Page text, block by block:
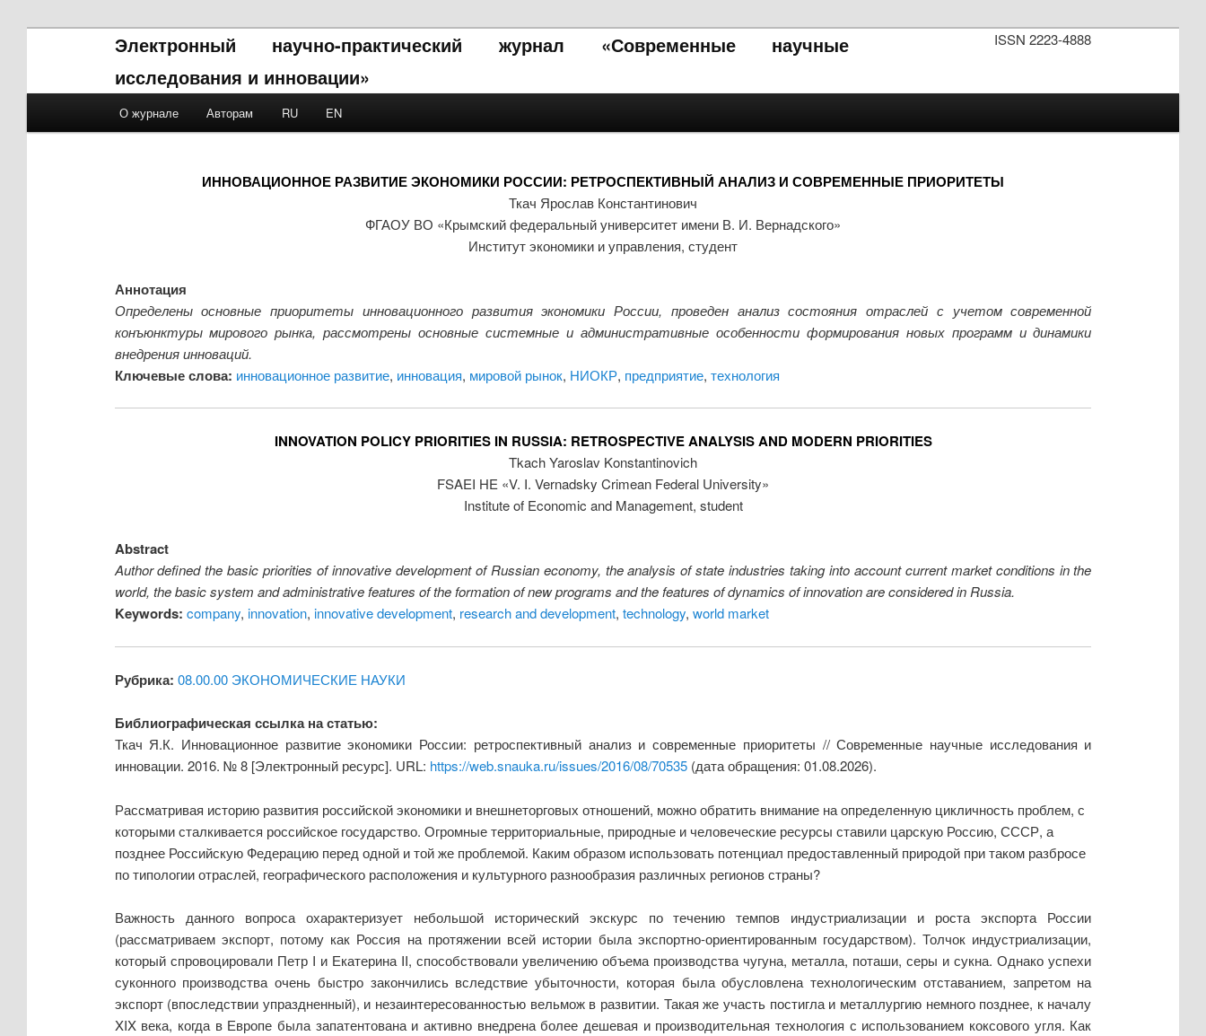
ISSN 2223-4888
Электронный научно-практический журнал «Современные научные
исследования и инновации»
Skip to primary content
Skip to secondary content
О журнале Авторам RU EN
ИННОВАЦИОННОЕ РАЗВИТИЕ ЭКОНОМИКИ РОССИИ: РЕТРОСПЕКТИВНЫЙ АНАЛИЗ И СОВРЕМЕННЫЕ ПРИОРИТЕТЫ
Ткач Ярослав Константинович
ФГАОУ ВО «Крымский федеральный университет имени В. И. Вернадского»
Институт экономики и управления, студент
Аннотация
Определены основные приоритеты инновационного развития экономики России, проведен анализ состояния отраслей с учетом современной
конъюнктуры мирового рынка, рассмотрены основные системные и административные особенности формирования новых программ и динамики
внедрения инноваций.
Ключевые слова: инновационное развитие, инновация, мировой рынок, НИОКР, предприятие, технология
INNOVATION POLICY PRIORITIES IN RUSSIA: RETROSPECTIVE ANALYSIS AND MODERN PRIORITIES
Tkach Yaroslav Konstantinovich
FSAEI HE «V. I. Vernadsky Crimean Federal University»
Institute of Economic and Management, student
Abstract
Author defined the basic priorities of innovative development of Russian economy, the analysis of state industries taking into account current market conditions in the
world, the basic system and administrative features of the formation of new programs and the features of dynamics of innovation are considered in Russia.
Keywords: company, innovation, innovative development, research and development, technology, world market
Рубрика: 08.00.00 ЭКОНОМИЧЕСКИЕ НАУКИ
Библиографическая ссылка на статью:
Ткач Я.К. Инновационное развитие экономики России: ретроспективный анализ и современные приоритеты // Современные научные исследования и
инновации. 2016. № 8 [Электронный ресурс]. URL: https://web.snauka.ru/issues/2016/08/70535(дата обращения: 01.08.2026).
Рассматривая историю развития российской экономики и внешнеторговых отношений, можно обратить внимание на определенную цикличность проблем, с
которыми сталкивается российское государство. Огромные территориальные, природные и человеческие ресурсы ставили царскую Россию, СССР, а
позднее Российскую Федерацию перед одной и той же проблемой. Каким образом использовать потенциал предоставленный природой при таком разбросе
по типологии отраслей, географического расположения и культурного разнообразия различных регионов страны?
Важность данного вопроса охарактеризует небольшой исторический экскурс по течению темпов индустриализации и роста экспорта России
(рассматриваем экспорт, потому как Россия на протяжении всей истории была экспортно-ориентированным государством). Толчок индустриализации,
который спровоцировали Петр I и Екатерина II, способствовали увеличению объема производства чугуна, металла, поташи, серы и сукна. Однако успехи
суконного производства очень быстро закончились вследствие убыточности, которая была обусловлена технологическим отставанием, запретом на
экспорт (впоследствии упраздненный), и незаинтересованностью вельмож в развитии. Такая же участь постигла и металлургию немного позднее, к началу
XIX века, когда в Европе была запатентована и активно внедрена более дешевая и производительная технология с использованием коксового угля. Как